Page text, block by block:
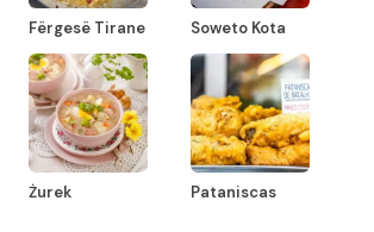
Fërgesë Tirane Soweto Kota
Żurek Pataniscas